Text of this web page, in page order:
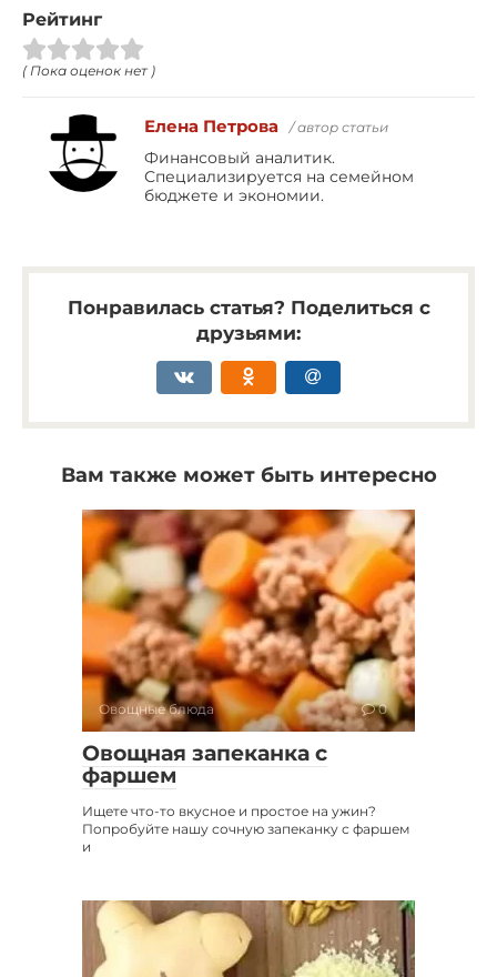
Рейтинг
( Пока оценок нет )
Елена Петрова / автор статьи
Финансовый аналитик.
Специализируется на семейном
бюджете и экономии.
Понравилась статья? Поделиться с
друзьями:
Вам также может быть интересно
Овощные блюда 0
Овощная запеканка с
фаршем
Ищете что-то вкусное и простое на ужин?
Попробуйте нашу сочную запеканку с фаршем
и